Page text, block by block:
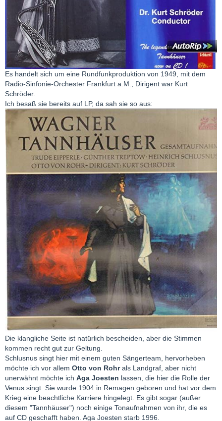
Es handelt sich um eine Rundfunkproduktion von 1949, mit dem
Radio-Sinfonie-Orchester Frankfurt a.M., Dirigent war Kurt
Schröder.
Ich besaß sie bereits auf LP, da sah sie so aus:
Die klangliche Seite ist natürlich bescheiden, aber die Stimmen
kommen recht gut zur Geltung.
Schlusnus singt hier mit einem guten Sängerteam, hervorheben
möchte ich vor allem Otto von Rohrals Landgraf, aber nicht
unerwähnt möchte ich Aga Joesten lassen, die hier die Rolle der
Venus singt. Sie wurde 1904 in Remagen geboren und hat vor dem
Krieg eine beachtliche Karriere hingelegt. Es gibt sogar (außer
diesem "Tannhäuser") noch einige Tonaufnahmen von ihr, die es
auf CD geschafft haben. Aga Joesten starb 1996.